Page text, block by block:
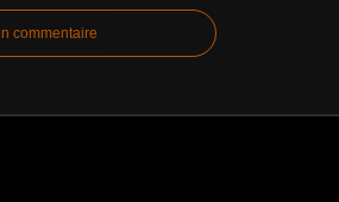
commentaire